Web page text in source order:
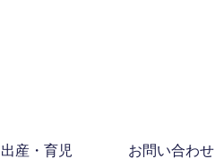
出産・育児 お問い合わせ